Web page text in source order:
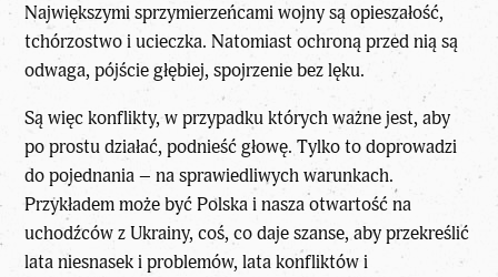
Największymi sprzymierzeńcami wojny są opieszałość,
tchórzostwo i ucieczka. Natomiast ochroną przed nią są
odwaga, pójście głębiej, spojrzenie bez lęku.
Są więc konflikty, w przypadku których ważne jest, aby
po prostu działać, podnieść głowę. Tylko to doprowadzi
do pojednania – na sprawiedliwych warunkach.
Przykładem może być Polska i nasza otwartość na
uchodźców z Ukrainy, coś, co daje szanse, aby przekreślić
lata niesnasek i problemów, lata konfliktów i